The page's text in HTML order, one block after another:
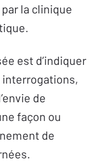
la clinique
est d’indiquer
interrogations,
de
façon ou
de